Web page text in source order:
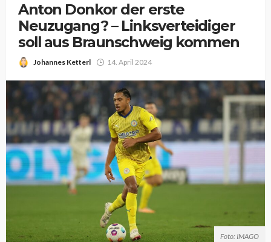
Anton Donkor der erste
Neuzugang? – Linksverteidiger
soll aus Braunschweig kommen
Johannes Ketterl 14. April 2024
Foto: IMAGO